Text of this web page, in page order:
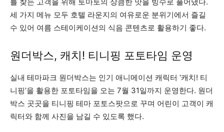
세 가지 메뉴 모두 호텔 라운지의 여유로운 분위기에서 즐길
수 있어 여름 스테이케이션의 식음 콘텐츠로 활용하기 좋다.
원더박스, 캐치! 티니핑 포토타임 운영
실내 테마파크 원더박스는 인기 애니메이션 캐릭터 ‘캐치! 티
니핑’을 활용한 포토타임을 오는 7월 31일까지 운영한다. 원더
박스 곳곳을 티니핑 테마 포토스팟으로 꾸며 어린이 고객이 캐
릭터와 함께 사진을 남길 수 있도록 했다.